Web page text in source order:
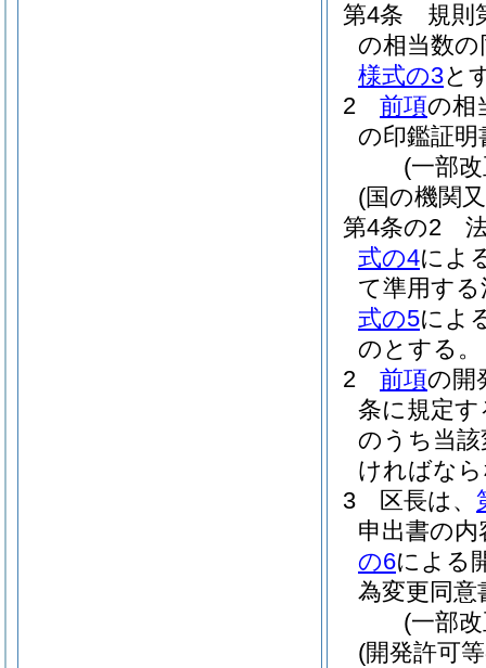
第4条
規則
の相当数
様式の3と
2
前項の相
の印鑑証
(一部
(国の機関
第4条の2
式の4によ
て準用す
式の5によ
のとする。
2
前項の開
条に規定す
のうち当
ければな
3
区長は、
申出書の
の6による
為変更同
(一部
(開発許可